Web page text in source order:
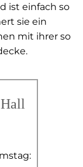
ist einfach so
sie ein
mit ihrer so